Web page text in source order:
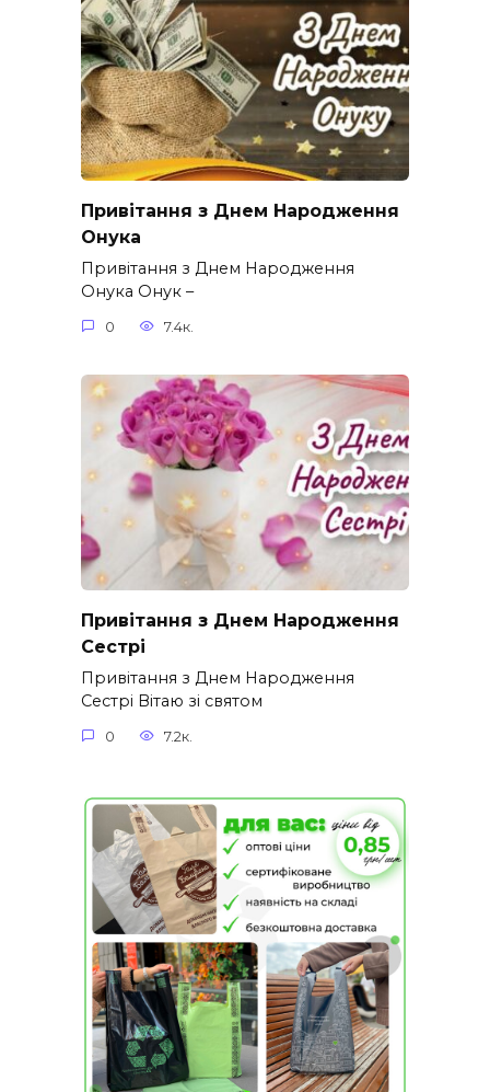
Привітання з Днем Народження
Онука
Привітання з Днем Народження
Онука Онук –
0 7.4к.
Привітання з Днем Народження
Сестрі
Привітання з Днем Народження
Сестрі Вітаю зі святом
0 7.2к.